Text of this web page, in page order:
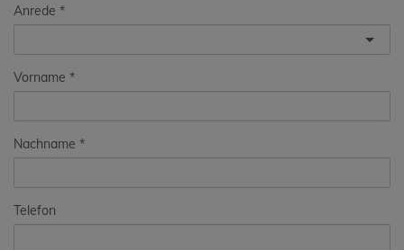
Anrede
Vorname
Nachname
Telefon